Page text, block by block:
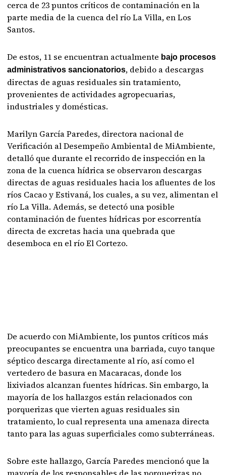
cerca de 23 puntos críticos de contaminación en la
parte media de la cuenca del río La Villa, en Los
Santos.
De estos, 11 se encuentran actualmente bajo procesos
administrativos sancionatorios, debido a descargas
directas de aguas residuales sin tratamiento,
provenientes de actividades agropecuarias,
industriales y domésticas.
Marilyn García Paredes, directora nacional de
Verificación al Desempeño Ambiental de MiAmbiente,
detalló que durante el recorrido de inspección en la
zona de la cuenca hídrica se observaron descargas
directas de aguas residuales hacia los afluentes de los
ríos Cacao y Estivaná, los cuales, a su vez, alimentan el
río La Villa. Además, se detectó una posible
contaminación de fuentes hídricas por escorrentía
directa de excretas hacia una quebrada que
desemboca en el río El Cortezo.
De acuerdo con MiAmbiente, los puntos críticos más
preocupantes se encuentra una barriada, cuyo tanque
séptico descarga directamente al río, así como el
vertedero de basura en Macaracas, donde los
lixiviados alcanzan fuentes hídricas. Sin embargo, la
mayoría de los hallazgos están relacionados con
porquerizas que vierten aguas residuales sin
tratamiento, lo cual representa una amenaza directa
tanto para las aguas superficiales como subterráneas.
Sobre este hallazgo, García Paredes mencionó que la